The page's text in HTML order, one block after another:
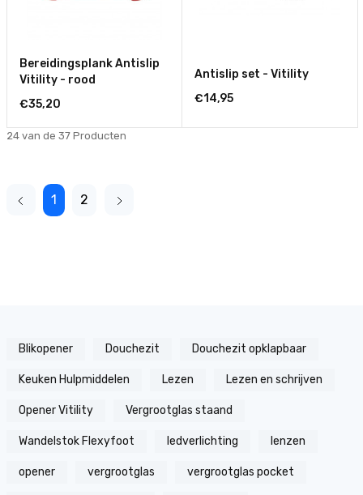
Bereidingsplank Antislip
Vitility - rood
€35,20
Antislip set - Vitility
€14,95
24 van de 37Producten
1 2
Blikopener Douchezit Douchezit opklapbaar
Keuken Hulpmiddelen Lezen Lezen en schrijven
Opener Vitility Vergrootglas staand
Wandelstok Flexyfoot ledverlichting lenzen
opener vergrootglas vergrootglas pocket